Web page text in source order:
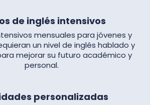
de inglés intensivos
mensuales para jóvenes y
un nivel de inglés hablado y
mejorar su futuro académico y
personal.
personalizadas